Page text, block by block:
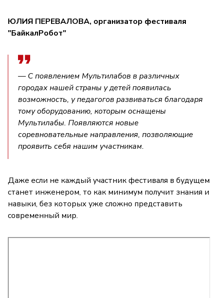
ЮЛИЯ ПЕРЕВАЛОВА, организатор фестиваля
"БайкалРобот"
— С появлением Мультилабов в различных
городах нашей страны у детей появилась
возможность, у педагогов развиваться благодаря
тому оборудованию, которым оснащены
Мультилабы. Появляются новые
соревновательные направления, позволяющие
проявить себя нашим участникам.
Даже если не каждый участник фестиваля в будущем
станет инженером, то как минимум получит знания и
навыки, без которых уже сложно представить
современный мир.